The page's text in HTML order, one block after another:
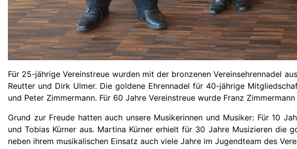
Für 25-jährige Vereinstreue wurden mit der bronzenen Vereinsehrennadel
Reutter und Dirk Ulmer. Die goldene Ehrennadel für 40-jährige
und Peter Zimmermann. Für 60 Jahre Vereinstreue wurde Franz
Grund zur Freude hatten auch unsere Musikerinnen und Musiker: Für 10
und Tobias Kürner aus. Martina Kürner erhielt für 30 Jahre Musizieren die
neben ihrem musikalischen Einsatz auch viele Jahre im Jugendteam des